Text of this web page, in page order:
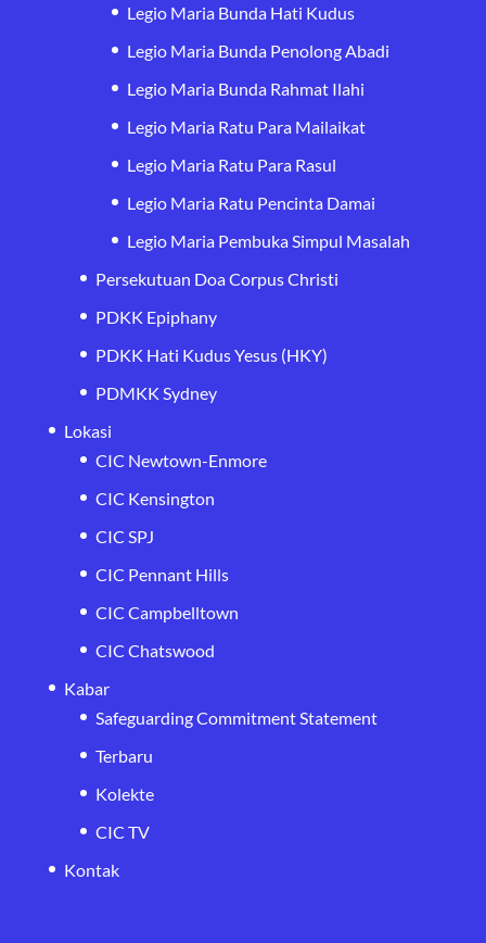
Legio Maria Bunda Hati Kudus
Legio Maria Bunda Penolong Abadi
Legio Maria Bunda Rahmat Ilahi
Legio Maria Ratu Para Mailaikat
Legio Maria Ratu Para Rasul
Legio Maria Ratu Pencinta Damai
Legio Maria Pembuka Simpul Masalah
Persekutuan Doa Corpus Christi
PDKK Epiphany
PDKK Hati Kudus Yesus (HKY)
PDMKK Sydney
Lokasi
CIC Newtown-Enmore
CIC Kensington
CIC SPJ
CIC Pennant Hills
CIC Campbelltown
CIC Chatswood
Kabar
Safeguarding Commitment Statement
Terbaru
Kolekte
CIC TV
Kontak